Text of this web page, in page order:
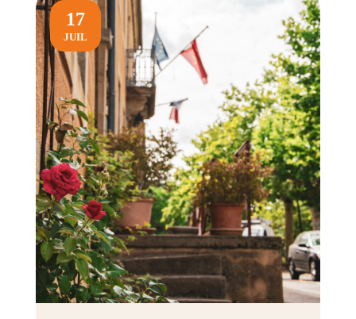
17
JUIL